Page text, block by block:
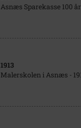
Asnæs Sparekasse 100
1913
Malerskolen i Asnæs -